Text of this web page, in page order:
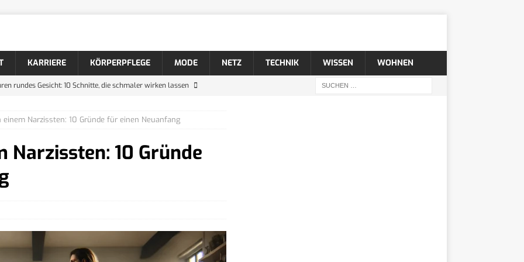
KARRIERE KÖRPERPFLEGE MODE NETZ TECHNIK WISSEN WOHNEN
rundes Gesicht: 10 Schnitte, die schmaler wirken lassen
dünnes Haar: 10 Schnitte, die volleres Haar zaubern
Männer: 10 coole Varianten für lockiges Haar KÖRPERPFLEGE
markante Bartstyle mit Schnurrbart
Narzissten: 10 Gründe für einen Neuanfang
Narzissten: 10 Gründe